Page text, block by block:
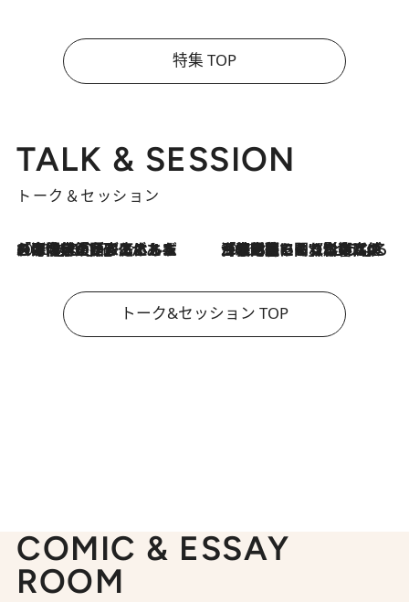
特集 TOP
TALK & SESSION
トーク＆セッション
2026.8.3
「今後値上げがあるとすれば…」「リスクがあるのは今年の冬」エネルギー専門家が語る、ホルムズ海峡封鎖が家庭にもたらす“ある心配” 2026.8.3
「住宅建てられない…」「サーチャージ料の高値が続いている」ホルムズ海峡封鎖による影響はいつまで続く？《エネルギー専門家に聞く“どうなる日本の暮らし”》
トーク&セッション TOP
COMIC & ESSAY
ROOM